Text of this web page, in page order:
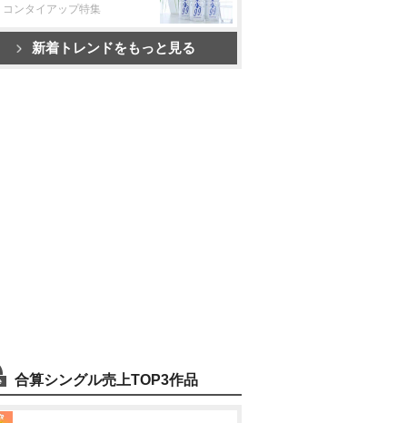
コンタイアップ特集
新着トレンドをもっと見る
合算シングル売上TOP3作品